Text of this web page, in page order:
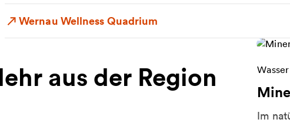
Wernau Wellness Quadrium
aus der Region
Im